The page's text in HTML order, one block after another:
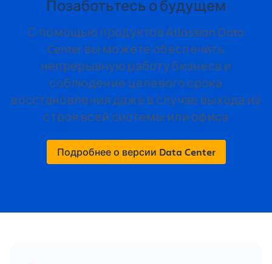
Позаботьтесь о будущем
С помощью продуктов Atlassian Data
Center вы можете обеспечить
непрерывную работу бизнеса и
соблюдение целевого срока
восстановления даже в случае выхода из
строя всей системы или офиса
Подробнее о версии Data Center